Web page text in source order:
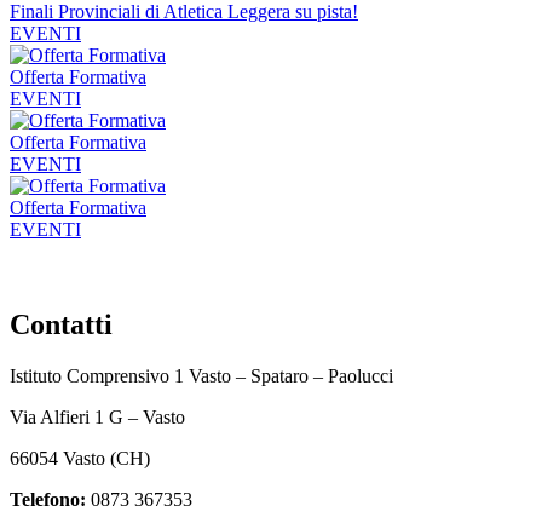
Finali Provinciali di Atletica Leggera su pista!
EVENTI
Offerta Formativa
EVENTI
Offerta Formativa
EVENTI
Offerta Formativa
EVENTI
Contatti
Istituto Comprensivo 1 Vasto – Spataro – Paolucci
Via Alfieri 1 G – Vasto
66054 Vasto (CH)
Telefono: 0873 367353